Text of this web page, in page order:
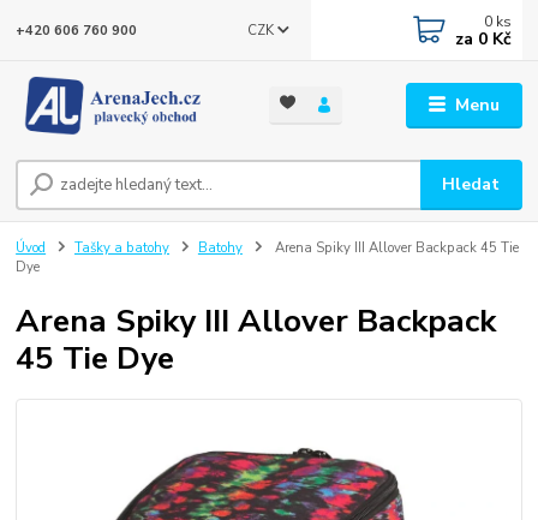
Menu
CZK
Hledat
+420 606 760 900 0 ks
za 0 Kč
Úvod Tašky a batohy Batohy
Arena Spiky III Allover Backpack 45 Tie
Dye
Arena Spiky III Allover Backpack
45 Tie Dye